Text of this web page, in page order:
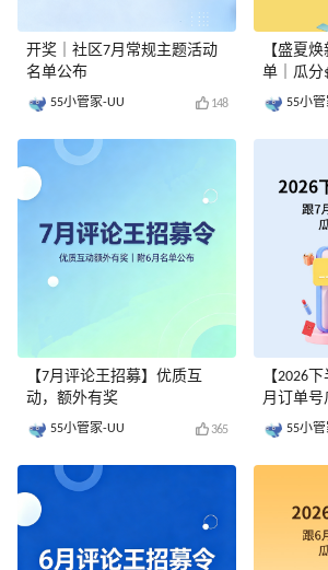
开奖｜社区7月常规主题活动
名单公布
55小管家-UU 148
【7月评论王招募】优质互
动，额外有奖
55小管家-UU 365
【盛夏
单｜瓜分
55小管
【2026
月订单号
55小管